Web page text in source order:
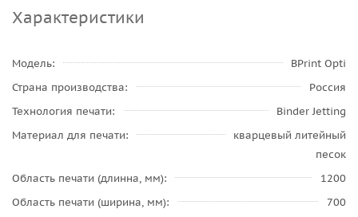
Характеристики
Модель
BPrint Opti
Страна производства
Россия
Технология печати
Binder Jetting
Материал для печати
кварцевый литейный
песок
Область печати (длинна, мм)
1200
Область печати (ширина, мм)
700